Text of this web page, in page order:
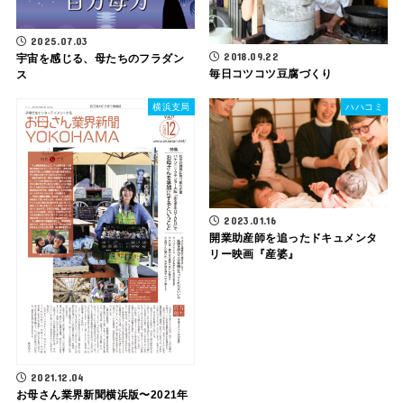
2025.07.03
宇宙を感じる、母たちのフラダン
ス
2018.09.22
毎日コツコツ豆腐づくり
横浜支局
2021.12.04
お母さん業界新聞横浜版〜2021年
ハハコミ
2023.01.16
開業助産師を追ったドキュメンタ
リー映画『産婆』